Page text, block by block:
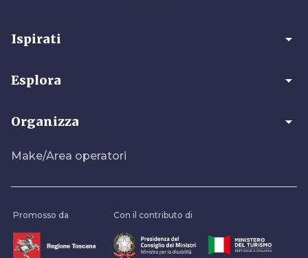
Ispirati arrow_drop_down
Esplora arrow_drop_down
Organizza arrow_drop_down
Make/Area operatori
Promosso da Con il contributo di